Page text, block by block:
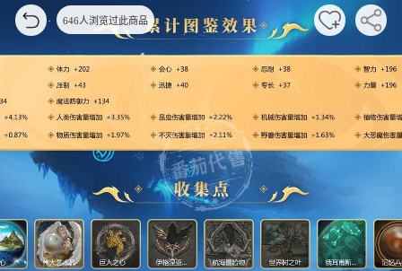
646人浏览过此商品